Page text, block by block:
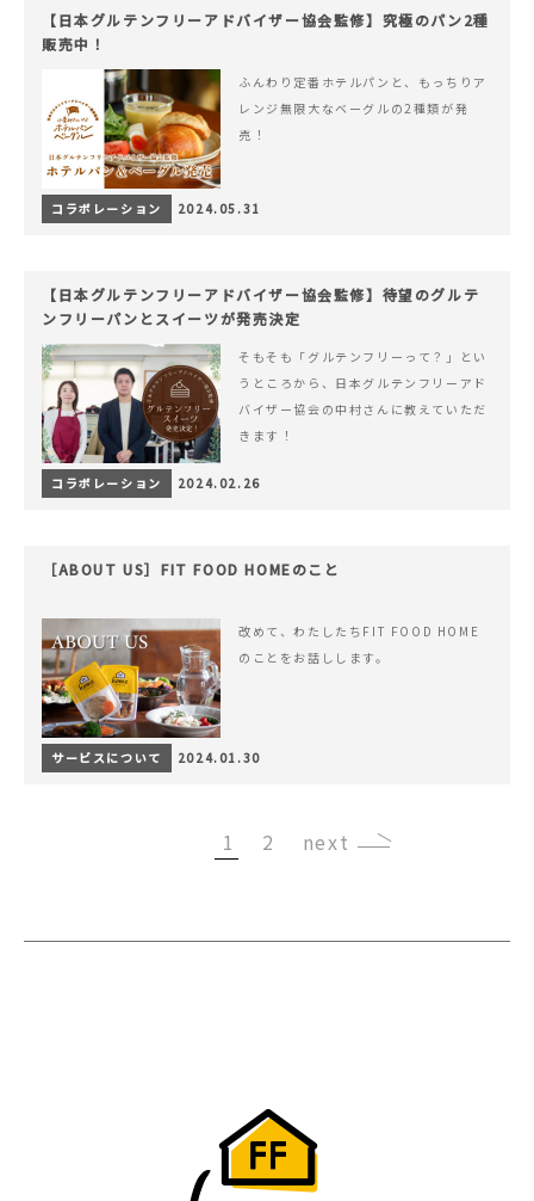
【日本グルテンフリーアドバイザー協会監修】究極のパン2種
販売中！
ふんわり定番ホテルパンと、もっちりア
レンジ無限大なベーグルの2種類が発
売！
コラボレーション 2024.05.31
【日本グルテンフリーアドバイザー協会監修】待望のグルテ
ンフリーパンとスイーツが発売決定
そもそも「グルテンフリーって？」とい
うところから、日本グルテンフリーアド
バイザー協会の中村さんに教えていただ
きます！
コラボレーション 2024.02.26
［ABOUT US］FIT FOOD HOMEのこと
改めて、わたしたちFIT FOOD HOME
のことをお話しします。
サービスについて 2024.01.30
1 2 ›